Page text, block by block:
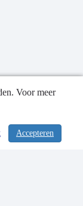
/ 364
Voor meer
Accepteren